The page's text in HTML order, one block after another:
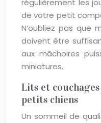
régulièrement les
de votre petit
N’oubliez pas que
doivent être
aux mâchoires
miniatures.
Lits et
petits chiens
Un sommeil de